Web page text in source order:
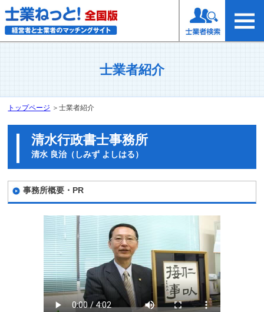
士業者紹介
トップページ ＞士業者紹介
清水行政書士事務所
清水 良治（しみず よしはる）
事務所概要・PR